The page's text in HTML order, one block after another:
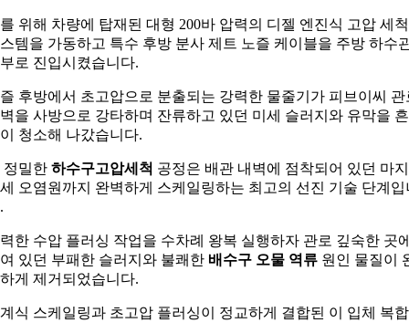
위해 차량에 탑재된 대형 200바 압력의 디젤 엔진식 고압 세
템을 가동하고 특수 후방 분사 제트 노즐 케이블을 주방 하수
로 진입시켰습니다.
후방에서 초고압으로 분출되는 강력한 물줄기가 피브이씨 관
을 사방으로 강타하며 잔류하고 있던 미세 슬러지와 유막을
청소해 나갔습니다.
정밀한 하수구고압세척 공정은 배관 내벽에 점착되어 있던 마
오염원까지 완벽하게 스케일링하는 최고의 선진 기술 단계입
한 수압 플러싱 작업을 수차례 왕복 실행하자 관로 깊숙한 곳
있던 부패한 슬러지와 불쾌한 배수구 오물 역류원인 물질이
게 제거되었습니다.
식 스케일링과 초고압 플러싱이 정교하게 결합된 이 입체 복합